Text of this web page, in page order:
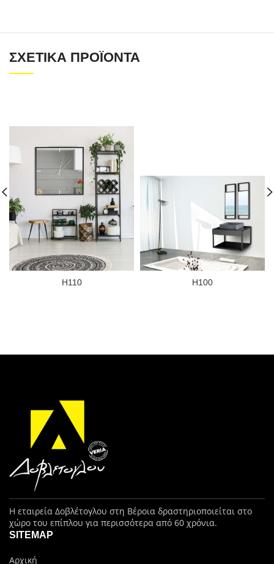
ΣΧΕΤΙΚΆ ΠΡΟΪΌΝΤΑ
H110 H100
Η εταιρεία Δοβλέτογλου στη Βέροια δραστηριοποιείται στο
χώρο του επίπλου για περισσότερα από 60 χρόνια.
SITEMAP
Αρχική